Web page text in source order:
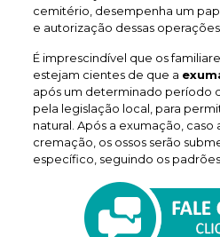
cemitério, desempenha um
e autorização dessas operações.
É imprescindível que os
estejam cientes de que a
após um determinado período
pela legislação local, para
natural. Após a exumação, caso
cremação, os ossos serão
específico, seguindo os